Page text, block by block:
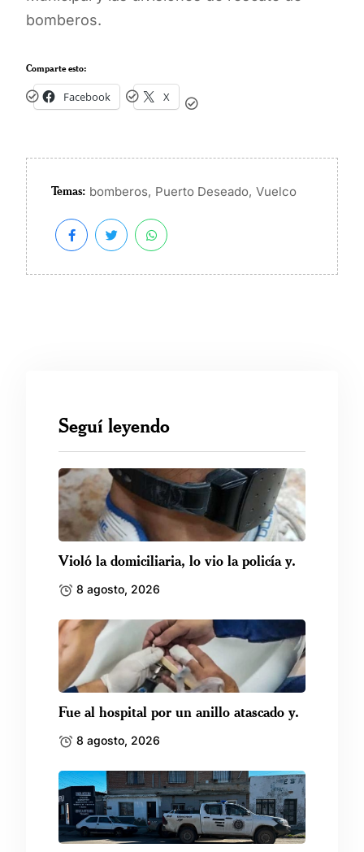
bomberos.
Comparte esto:
Facebook X
Temas: bomberos, Puerto Deseado, Vuelco
Seguí leyendo
Violó la domiciliaria, lo vio la policía y.
8 agosto, 2026
Fue al hospital por un anillo atascado y.
8 agosto, 2026